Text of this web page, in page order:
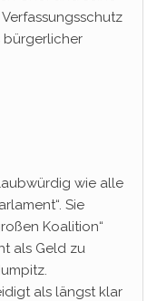
bürgerlicher
wie alle
Sie
Koalition“
als Geld zu
als längst klar